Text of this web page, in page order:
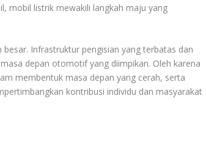
mobil listrik mewakili langkah maju yang
Infrastruktur pengisian yang terbatas dan
depan otomotif yang diimpikan. Oleh karena
membentuk masa depan yang cerah, serta
kontribusi individu dan masyarakat